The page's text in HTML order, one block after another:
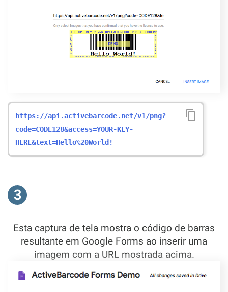
https://api.activebarcode.net/v1/png?
code=CODE128&access=YOUR-KEY-
HERE&text=Hello%20World!
3
Esta captura de tela mostra o código de barras
resultante em Google Forms ao inserir uma
imagem com a URL mostrada acima.